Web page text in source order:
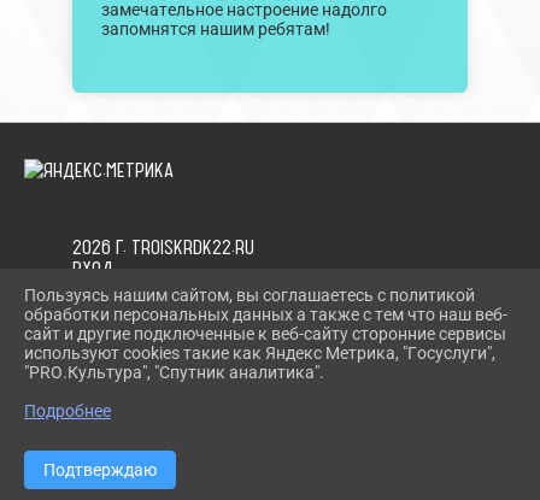
замечательное настроение надолго
запомнятся нашим ребятам!
2026 Г. TROISKRDK22.RU
ВХОД
КАРТА САЙТА
ПОЛИТИКА ОБРАБОТКИ ПЕРСОНАЛЬНЫХ ДАННЫХ
СДЕЛАНО НА KUBCMS
РАЗРАБОТКА И ПОДДЕРЖКА
Пользуясь нашим сайтом, вы соглашаетесь с политикой
обработки персональных данных а также с тем что наш веб-
сайт и другие подключенные к веб-сайту сторонние сервисы
используют cookies такие как Яндекс Метрика, "Госуслуги",
"PRO.Культура", "Спутник аналитика".
Подробнее
Подтверждаю